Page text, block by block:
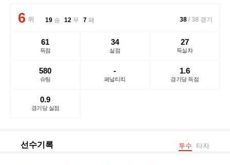
6 위 승
19 무
12 패
7
득점
61
실점
34
득실차
27
슈팅
580
페널티킥
-
경기당 득점
1.6
경기당 실점
0.9
38 / 38 경기
선수기록 투수 타자